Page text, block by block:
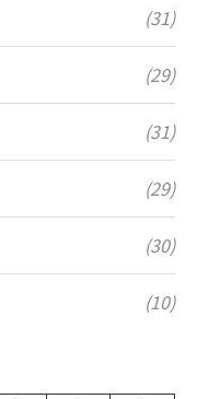
(31)
(29)
(31)
(29)
(30)
(10)